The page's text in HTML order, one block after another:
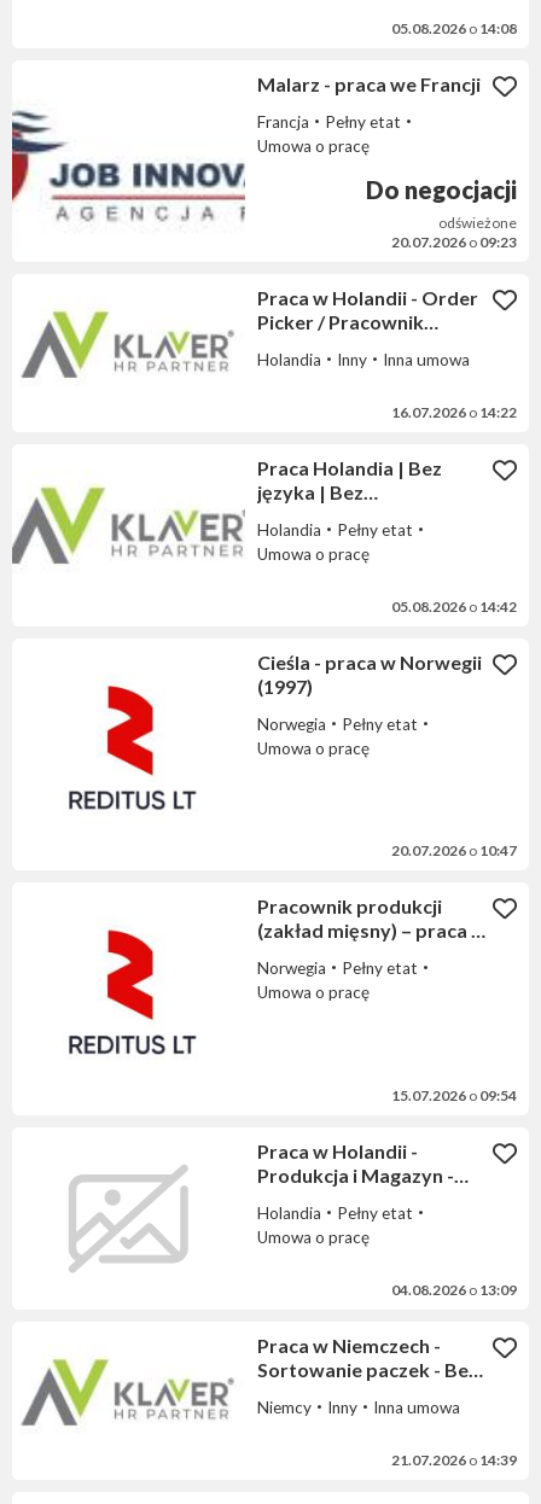
05.08.2026 o 14:08
Malarz - praca we Francji
Francja
Pełny etat
Umowa o pracę
Do negocjacji
odświeżone
20.07.2026 o 09:23
Praca w Holandii - Order
Picker / Pracownik
Holandia Inny Inna umowa
16.07.2026 o 14:22
Praca Holandia | Bez
języka | Bez
Tygodniówki | Wyjazd
Holandia
Pełny etat
Umowa o pracę
05.08.2026 o 14:42
Cieśla - praca w Norwegii
(1997)
Norwegia
Pełny etat
Umowa o pracę
20.07.2026 o 10:47
Pracownik produkcji
(zakład mięsny) – praca w
Norwegia
Pełny etat
Umowa o pracę
15.07.2026 o 09:54
Praca w Holandii -
Produkcja i Magazyn -
Holandia
Pełny etat
Umowa o pracę
04.08.2026 o 13:09
Praca w Niemczech -
Sortowanie paczek - Bez
Niemcy Inny Inna umowa
21.07.2026 o 14:39